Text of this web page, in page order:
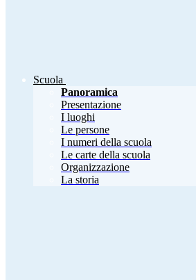
Scuola
Panoramica
Presentazione
I luoghi
Le persone
I numeri della scuola
Le carte della scuola
Organizzazione
La storia